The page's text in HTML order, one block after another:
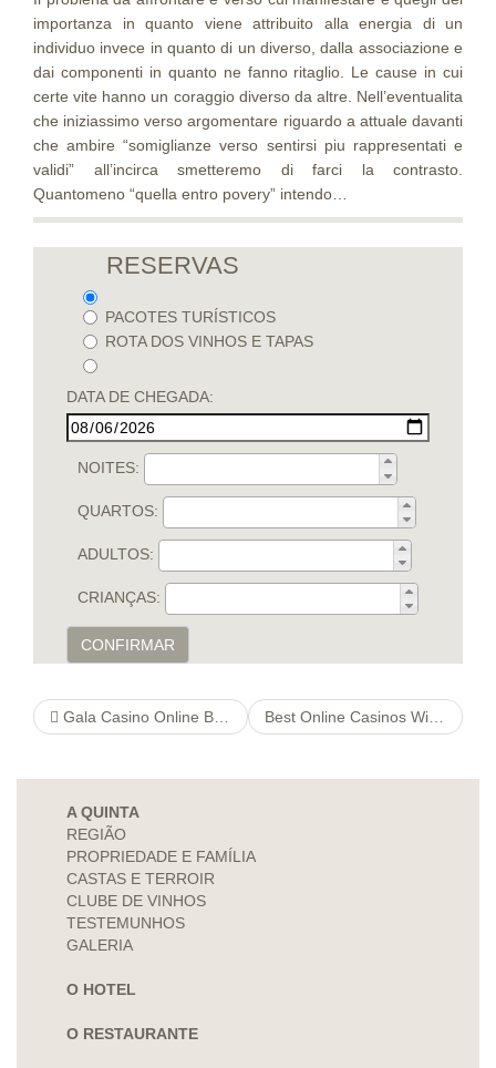
importanza in quanto viene attribuito alla energia di un
individuo invece in quanto di un diverso, dalla associazione e
dai componenti in quanto ne fanno ritaglio. Le cause in cui
certe vite hanno un coraggio diverso da altre. Nell’eventualita
che iniziassimo verso argomentare riguardo a attuale davanti
che ambire “somiglianze verso sentirsi piu rappresentati e
validi” all’incirca smetteremo di farci la contrasto.
Quantomeno “quella entro povery” intendo…
RESERVAS
PACOTES TURÍSTICOS
ROTA DOS VINHOS E TAPAS
DATA DE CHEGADA:
NOITES:
QUARTOS:
ADULTOS:
CRIANÇAS:
CONFIRMAR
Gala Casino Online Bonus Code Best Online Casinos With Online Casino Bonus Codes 2021
A QUINTA
REGIÃO
PROPRIEDADE E FAMÍLIA
CASTAS E TERROIR
CLUBE DE VINHOS
TESTEMUNHOS
GALERIA
O HOTEL
O RESTAURANTE